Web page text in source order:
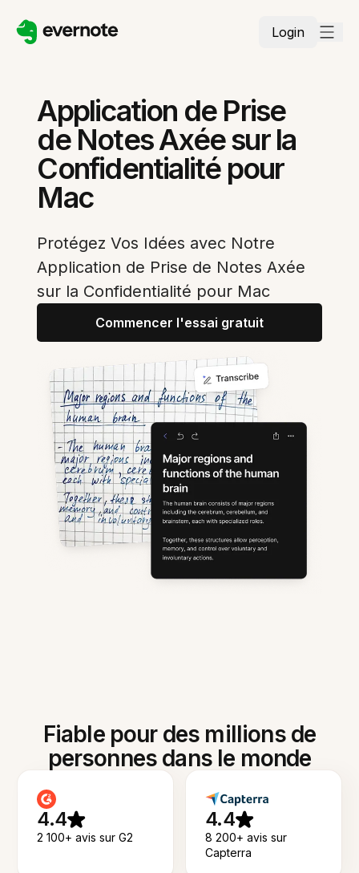
Login
Application de Prise
de Notes Axée sur la
Confidentialité pour
Mac
Protégez Vos Idées avec Notre
Application de Prise de Notes Axée
sur la Confidentialité pour Mac
Commencer l'essai gratuit
Fiable pour des millions de
personnes dans le monde
4.4
2 100+ avis sur G2
4.4
8 200+ avis sur
Capterra